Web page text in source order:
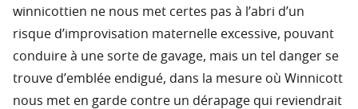
winnicottien ne nous met certes pas à l’abri d’un
risque d’improvisation maternelle excessive, pouvant
conduire à une sorte de gavage, mais un tel danger se
trouve d’emblée endigué, dans la mesure où Winnicott
nous met en garde contre un dérapage qui reviendrait